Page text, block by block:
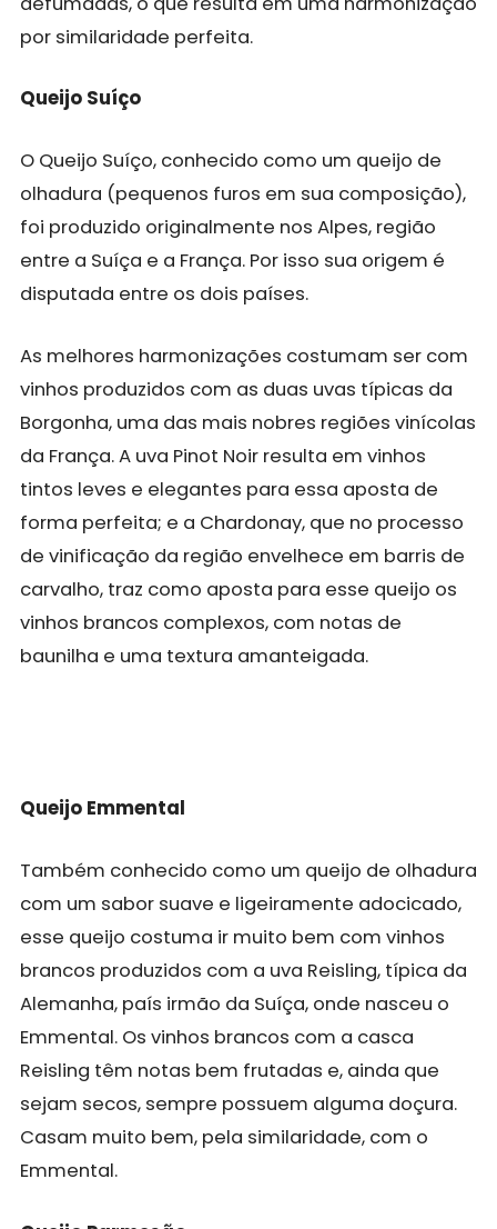
por similaridade perfeita.
Queijo Suíço
O Queijo Suíço, conhecido como um queijo de
olhadura (pequenos furos em sua composição),
foi produzido originalmente nos Alpes, região
entre a Suíça e a França. Por isso sua origem é
disputada entre os dois países.
As melhores harmonizações costumam ser com
vinhos produzidos com as duas uvas típicas da
Borgonha, uma das mais nobres regiões vinícolas
da França. A uva Pinot Noir resulta em vinhos
tintos leves e elegantes para essa aposta de
forma perfeita; e a Chardonay, que no processo
de vinificação da região envelhece em barris de
carvalho, traz como aposta para esse queijo os
vinhos brancos complexos, com notas de
baunilha e uma textura amanteigada.
Queijo Emmental
Também conhecido como um queijo de olhadura
com um sabor suave e ligeiramente adocicado,
esse queijo costuma ir muito bem com vinhos
brancos produzidos com a uva Reisling, típica da
Alemanha, país irmão da Suíça, onde nasceu o
Emmental. Os vinhos brancos com a casca
Reisling têm notas bem frutadas e, ainda que
sejam secos, sempre possuem alguma doçura.
Casam muito bem, pela similaridade, com o
Emmental.